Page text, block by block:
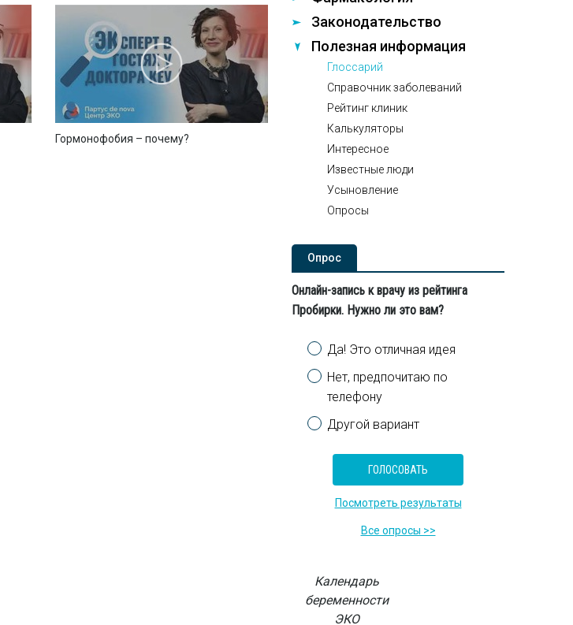
Законодательство
Полезная информация
Глоссарий
Справочник заболеваний
Рейтинг клиник
Калькуляторы
Интересное
Известные люди
Усыновление
Опросы
Опроc
Онлайн-запись к врачу из рейтинга
Пробирки. Нужно ли это вам?
Варианты
Да! Это отличная идея
Нет, предпочитаю по
телефону
Другой вариант
Посмотреть результаты
Все опросы >>
Календарь
беременности
ЭКО
Гормонофобия – почему?